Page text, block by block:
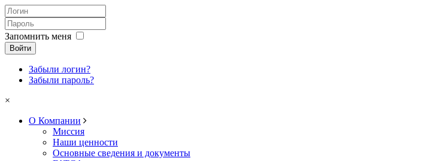
Запомнить меня
Войти
Забыли логин?
Забыли пароль?
×
О Компании
Миссия
Наши ценности
Основные сведения и документы